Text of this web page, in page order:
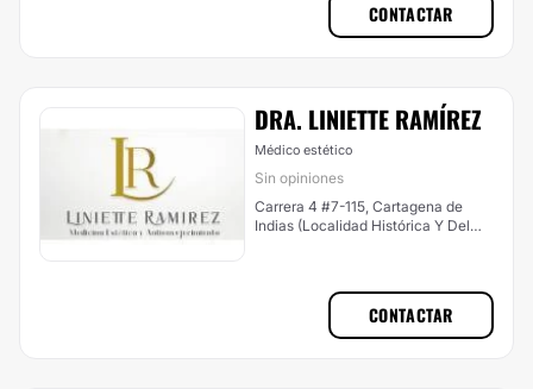
CONTACTAR
DRA. LINIETTE RAMÍREZ
Médico estético
Sin opiniones
Carrera 4 #7-115, Cartagena de
Indias (Localidad Histórica Y Del
CONTACTAR